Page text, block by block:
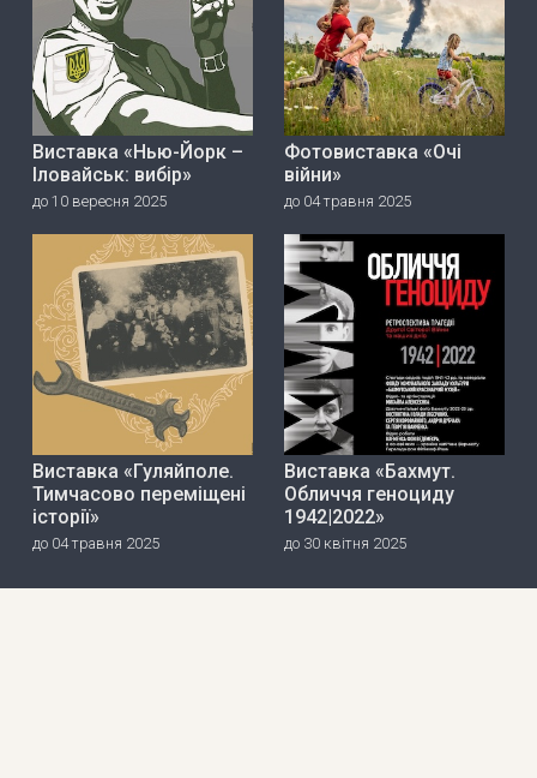
Виставка «Нью-Йорк –
Іловайськ: вибір»
до 10 вересня 2025
Фотовиставка «Очі
війни»
до 04 травня 2025
Виставка «Гуляйполе.
Тимчасово переміщені
історії»
до 04 травня 2025
Виставка «Бахмут.
Обличчя геноциду
1942|2022»
до 30 квітня 2025